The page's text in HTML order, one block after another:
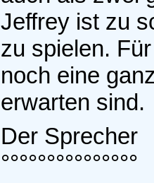
Jeffrey ist zu
zu spielen.
noch eine
erwarten sind.
Der Sprecher
°°°°°°°°°°°°°°°